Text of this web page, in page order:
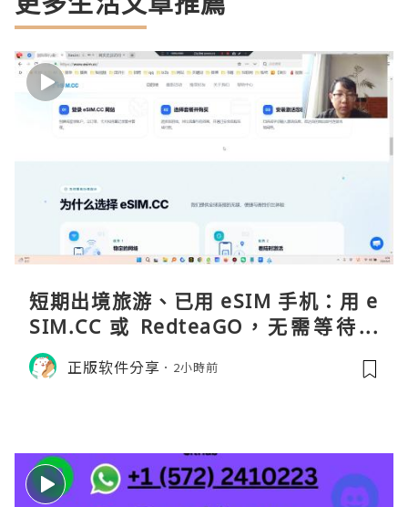
短期出境旅游、已用 eSIM 手机：用 e
SIM.CC 或 RedteaGO，无需等待收
货。需要“当地号码 + 通话短信”（如
打车、外卖、客户联络）：优先 Redt
正版软件分享 2小時前